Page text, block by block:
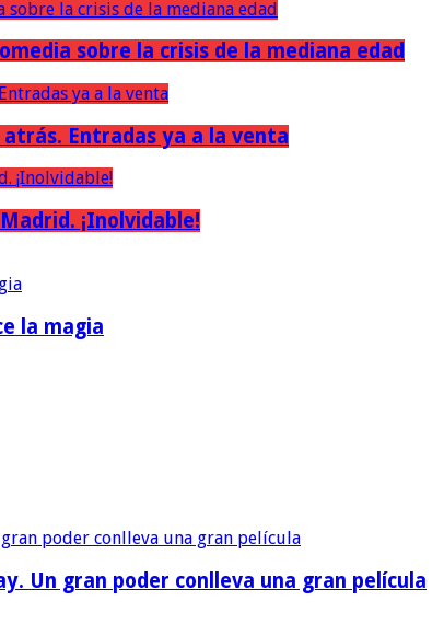
sobre la crisis de la mediana edad
Entradas ya a la venta
¡Inolvidable!
la magia
Un gran poder conlleva una gran película